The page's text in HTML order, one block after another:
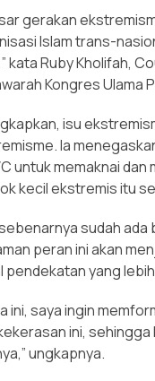
gerakan
Islam trans-
kata Ruby Kholifah,
Kongres Ulama
isu
Ia
untuk memaknai
kecil ekstremis itu
sudah
peran ini akan
yang
ini, saya ingin
ini,
ungkapnya.